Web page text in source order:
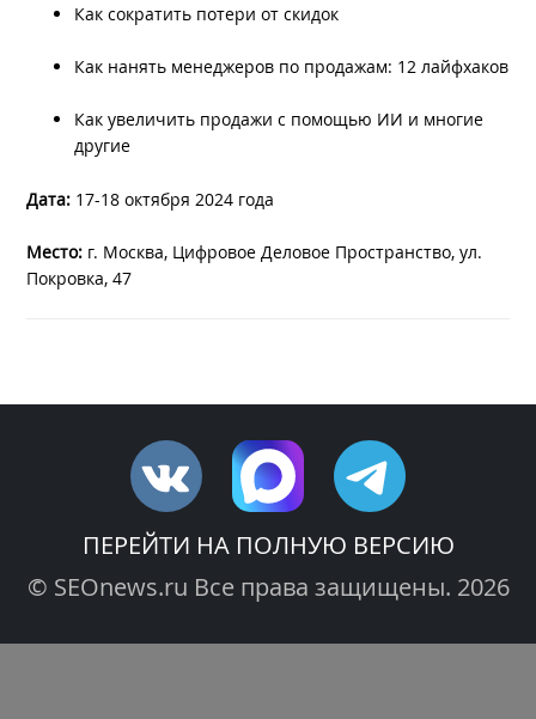
Как сократить потери от скидок
Как нанять менеджеров по продажам: 12 лайфхаков
Как увеличить продажи с помощью ИИ и многие
другие
Дата: 17-18 октября 2024 года
Место: г. Москва, Цифровое Деловое Пространство, ул.
Покровка, 47
ПЕРЕЙТИ НА ПОЛНУЮ ВЕРСИЮ
© SEOnews.ru Все права защищены. 2026